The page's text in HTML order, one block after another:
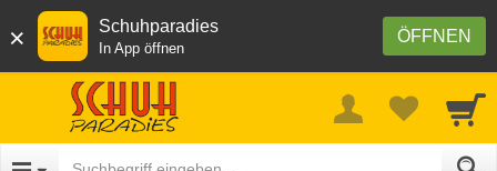
× ÖFFNEN
Schuhparadies
In App öffnen